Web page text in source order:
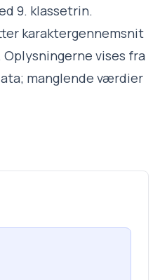
9. klassetrin.
karaktergennemsnit
Oplysningerne vises fra
manglende værdier